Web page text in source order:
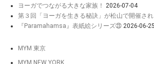
ヨーガでつながる大きな家族！ 2026-07-04
第３回「ヨーガを生きる秘訣」が松山で開催され
『Paramahamsa』表紙絵シリーズ㉓ 2026-06-25
MYM 東京